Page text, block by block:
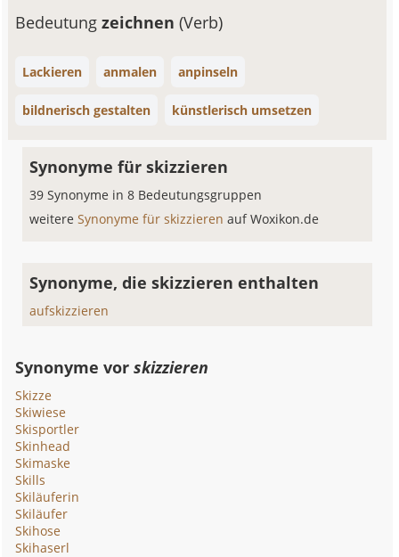
Bedeutungzeichnen(Verb)
Lackieren anmalen anpinseln
bildnerisch gestalten künstlerisch umsetzen
Synonyme für skizzieren
39 Synonyme in 8 Bedeutungsgruppen
weitereSynonyme für skizzierenauf Woxikon.de
Synonyme, die skizzieren enthalten
aufskizzieren
Synonyme vorskizzieren
Skizze
Skiwiese
Skisportler
Skinhead
Skimaske
Skills
Skiläuferin
Skiläufer
Skihose
Skihaserl